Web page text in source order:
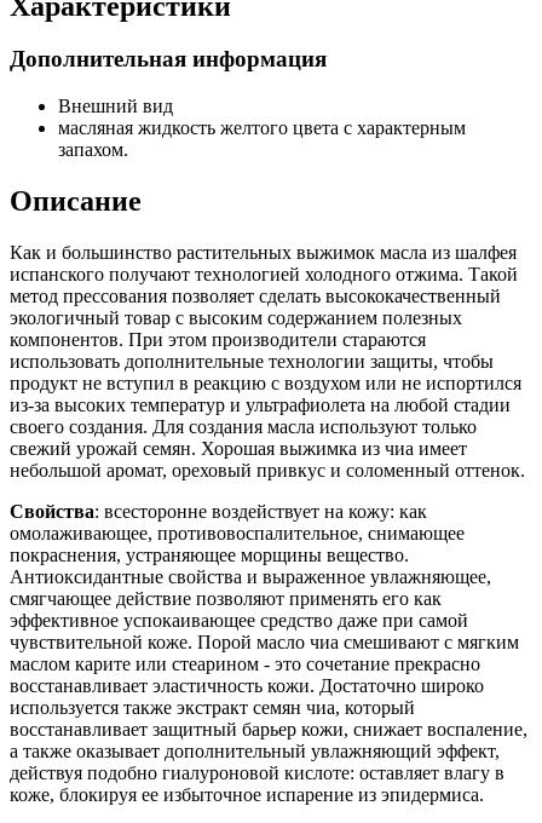
Дополнительная информация
Внешний вид
масляная жидкость желтого цвета с характерным
запахом.
Описание
Как и большинство растительных выжимок масла из шалфея
испанского получают технологией холодного отжима. Такой
метод прессования позволяет сделать высококачественный
экологичный товар с высоким содержанием полезных
компонентов. При этом производители стараются
использовать дополнительные технологии защиты, чтобы
продукт не вступил в реакцию с воздухом или не испортился
из-за высоких температур и ультрафиолета на любой стадии
своего создания. Для создания масла используют только
свежий урожай семян. Хорошая выжимка из чиа имеет
небольшой аромат, ореховый привкус и соломенный оттенок.
Свойства: всесторонне воздействует на кожу: как
омолаживающее, противовоспалительное, снимающее
покраснения, устраняющее морщины вещество.
Антиоксидантные свойства и выраженное увлажняющее,
смягчающее действие позволяют применять его как
эффективное успокаивающее средство даже при самой
чувствительной коже. Порой масло чиа смешивают с мягким
маслом карите или стеарином - это сочетание прекрасно
восстанавливает эластичность кожи. Достаточно широко
используется также экстракт семян чиа, который
восстанавливает защитный барьер кожи, снижает воспаление,
а также оказывает дополнительный увлажняющий эффект,
действуя подобно гиалуроновой кислоте: оставляет влагу в
коже, блокируя ее избыточное испарение из эпидермиса.